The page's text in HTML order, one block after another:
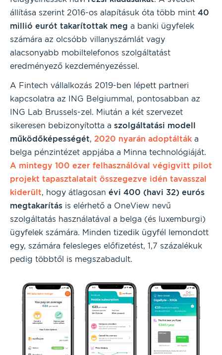
állítása szerint 2016-os alapításuk óta több mint 40
millió eurót takarítottak meg a banki ügyfelek
számára az olcsóbb villanyszámlát vagy
alacsonyabb mobiltelefonos szolgáltatást
eredményező kezdeményezéssel.
A Fintech vállalkozás 2019-ben lépett partneri
kapcsolatra az ING Belgiummal, pontosabban az
ING Lab Brussels-zel. Miután a két szervezet
sikeresen bebizonyította a szolgáltatási modell
működőképességét, 2020 nyarán adoptálták a
belga pénzintézet appjába a Minna technológiáját.
A mintegy 100 ezer felhasználóval végigvitt pilot
projekt tapasztalatait összegezve idén tavasszal
kiderült, hogy átlagosan évi 400 (havi 32) eurós
megtakarítás is elérhető a OneView nevű
szolgáltatás használatával a belga (és luxemburgi)
ügyfelek számára. Minden tizedik ügyfél lemondott
egy, számára felesleges előfizetést, 1,7 százalékuk
pedig többtől is megszabadult.